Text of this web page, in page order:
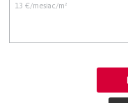
13 €/mesiac/m²